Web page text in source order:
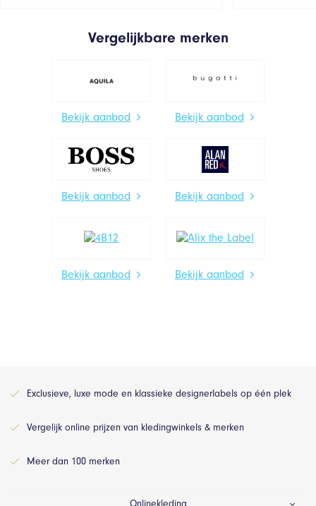
Vergelijkbare merken
Bekijk aanbod Bekijk aanbod
Bekijk aanbod Bekijk aanbod
Bekijk aanbod Bekijk aanbod
Exclusieve, luxe mode en klassieke designerlabels op één plek
Vergelijk online prijzen van kledingwinkels & merken
Meer dan 100 merken
Onlinekleding